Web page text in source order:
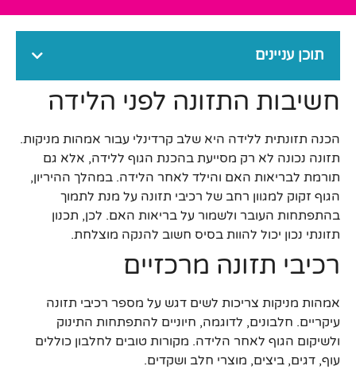
תוכן עניינים
חשיבות התזונה לפני הלידה
הכנה תזונתית ללידה היא שלב קרדינלי עבור אמהות מניקות.
תזונה נכונה לא רק מסייעת בהכנת הגוף ללידה, אלא גם
תורמת לבריאות האם והילד לאחר הלידה. במהלך ההיריון,
הגוף זקוק למגוון רחב של רכיבי תזונה על מנת לתמוך
בהתפתחות העובר ולשמור על בריאות האם. לכן, תכנון
תזונתי נכון יכול להוות בסיס חשוב להנקה מוצלחת.
רכיבי תזונה מרכזיים
אמהות מניקות צריכות לשים דגש על מספר רכיבי תזונה
עיקריים. חלבונים, לדוגמה, חיוניים להתפתחות התינוק
ולשיקום הגוף לאחר הלידה. מקורות טובים לחלבון כוללים
עוף, דגים, ביצים, מוצרי חלב ושקדים.